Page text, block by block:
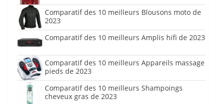
Comparatif des 10 meilleurs Blousons moto de
2023
Comparatif des 10 meilleurs Amplis hifi de 2023
Comparatif des 10 meilleurs Appareils massage
pieds de 2023
Comparatif des 10 meilleurs Shampoings
cheveux gras de 2023